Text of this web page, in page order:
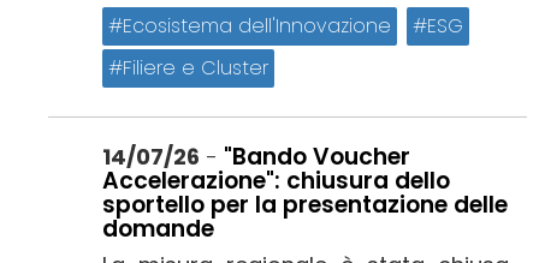
Ecosistema dell'Innovazione
ESG
Filiere e Cluster
14/07/26 - "Bando Voucher
Accelerazione": chiusura dello
sportello per la presentazione delle
domande